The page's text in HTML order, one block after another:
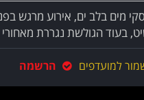
מים בלב ים, אירוע
בעוד הגולשת נגררת
למועדפים הרשמה